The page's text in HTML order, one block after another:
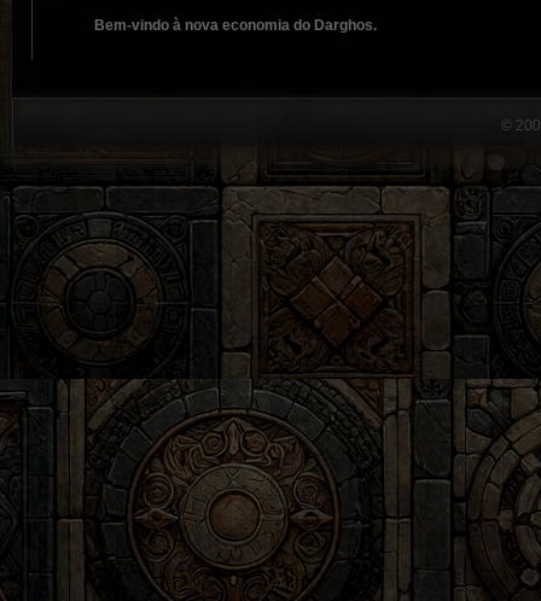
Bem-vindo à nova economia do Darghos.
©